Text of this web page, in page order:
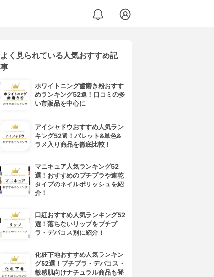
よく見られている人気おすすめ記
事
ホワイトニング歯磨き粉おすす
めランキング52選！口コミの多
い市販品を中心に
アイシャドウおすすめ人気ラン
キング52選！パレット&単色&
ラメ入り商品を徹底比較！
マニキュア人気ランキング52
選！おすすめのプチプラや速乾
タイプのネイルポリッシュを紹
介！
口紅おすすめ人気ランキング52
選！落ちないリップをプチプ
ラ・デパコス別に紹介！
化粧下地おすすめ人気ランキン
グ52選！プチプラ・デパコス・
敏感肌向けナチュラル商品も登